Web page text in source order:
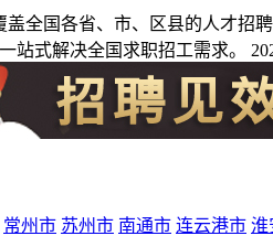
盖全国各省、市、区县的人才
站式解决全国求职招工需求。
常州市 苏州市 南通市 连云港市 淮